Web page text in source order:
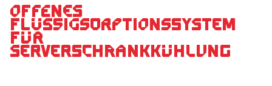
Offenes
Flüssigsorptionssystem
für
Serverschrankkühlung